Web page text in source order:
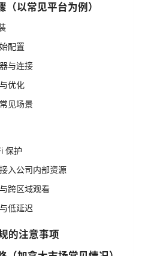
（以常见平台为例）
配置
与连接
优化
见场景
保护
入公司内部资源
跨区域观看
低延迟
的注意事项